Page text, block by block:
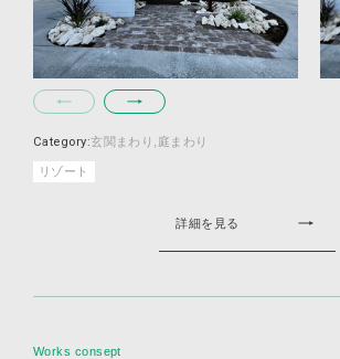
Category:玄関まわり 庭まわり
リゾート
詳細を見る
Works consept